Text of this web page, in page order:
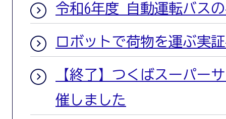
令和6年度 自動運転バス
ロボットで荷物を運ぶ実
【終了】つくばスーパー
催しました